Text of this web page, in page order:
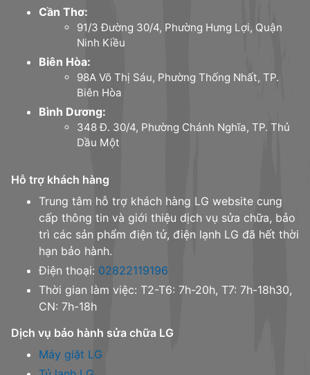
Cần Thơ:
91/3 Đường 30/4, Phường Hưng Lợi, Quận
Ninh Kiều
Biên Hòa:
98A Võ Thị Sáu, Phường Thống Nhất, TP.
Biên Hòa
Bình Dương:
348 Đ. 30/4, Phường Chánh Nghĩa, TP. Thủ
Dầu Một
Hỗ trợ khách hàng
Trung tâm hỗ trợ khách hàng LG website cung
cấp thông tin và giới thiệu dịch vụ sửa chữa, bảo
trì các sản phẩm điện tử, điện lạnh LG đã hết thời
hạn bảo hành.
Điện thoại: 02822119196
Thời gian làm việc: T2-T6: 7h-20h, T7: 7h-18h30,
CN: 7h-18h
Dịch vụ bảo hành sửa chữa LG
Máy giặt LG